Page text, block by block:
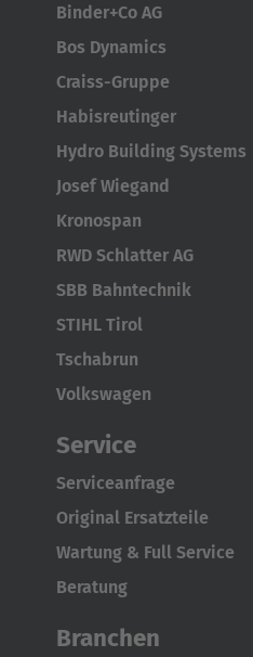
Binder+Co AG
Bos Dynamics
Craiss-Gruppe
Habisreutinger
Hydro Building Systems
Josef Wiegand
Kronospan
RWD Schlatter AG
SBB Bahntechnik
STIHL Tirol
Tschabrun
Volkswagen
Service
Serviceanfrage
Original Ersatzteile
Wartung & Full Service
Beratung
Branchen